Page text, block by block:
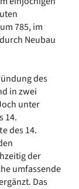
785, im
Neubau
des
in zwei
unter
14.
des 14.
der
umfassende
Das